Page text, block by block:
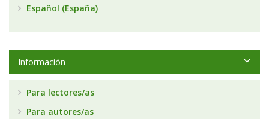
Español (España)
Información
Para lectores/as
Para autores/as